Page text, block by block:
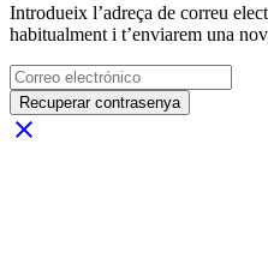
Introdueix l’adreça de correu
habitualment i t’enviarem una
Recuperar contrasenya
close